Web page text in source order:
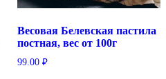
Весовая Белевская пастила
постная, вес от 100г
99.00 ₽